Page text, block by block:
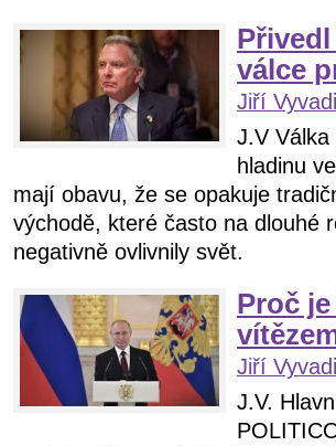
válce
Jiří Vyvadil
J.V
hladinu
mají obavu, že se opakuje
východě, které často na dlouhé
negativně ovlivnily svět.
Proč
Jiří Vyvadil
J.V.